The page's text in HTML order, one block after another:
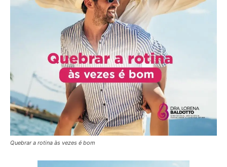
Quebrar a rotina às vezes é bom